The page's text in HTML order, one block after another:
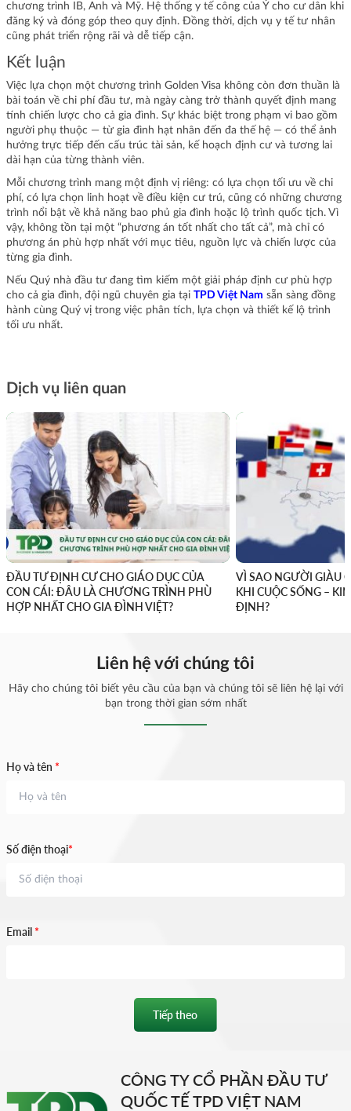
chương trình IB, Anh và Mỹ. Hệ thống y tế công của Ý cho cư dân khi
đăng ký và đóng góp theo quy định. Đồng thời, dịch vụ y tế tư nhân
cũng phát triển rộng rãi và dễ tiếp cận.
Kết luận
Việc lựa chọn một chương trình Golden Visa không còn đơn thuần là
bài toán về chi phí đầu tư, mà ngày càng trở thành quyết định mang
tính chiến lược cho cả gia đình. Sự khác biệt trong phạm vi bao gồm
người phụ thuộc — từ gia đình hạt nhân đến đa thế hệ — có thể ảnh
hưởng trực tiếp đến cấu trúc tài sản, kế hoạch định cư và tương lai
dài hạn của từng thành viên.
Mỗi chương trình mang một định vị riêng: có lựa chọn tối ưu về chi
phí, có lựa chọn linh hoạt về điều kiện cư trú, cũng có những chương
trình nổi bật về khả năng bao phủ gia đình hoặc lộ trình quốc tịch. Vì
vậy, không tồn tại một “phương án tốt nhất cho tất cả”, mà chỉ có
phương án phù hợp nhất với mục tiêu, nguồn lực và chiến lược của
từng gia đình.
Nếu Quý nhà đầu tư đang tìm kiếm một giải pháp định cư phù hợp
cho cả gia đình, đội ngũ chuyên gia tại TPD Việt Nam sẵn sàng đồng
hành cùng Quý vị trong việc phân tích, lựa chọn và thiết kế lộ trình
tối ưu nhất.
Dịch vụ liên quan
ĐẦU TƯ ĐỊNH CƯ CHO GIÁO DỤC CỦA
CON CÁI: ĐÂU LÀ CHƯƠNG TRÌNH PHÙ
HỢP NHẤT CHO GIA ĐÌNH VIỆT?
VÌ SAO NGƯỜI GIÀU
KHI CUỘC SỐNG –
ĐỊNH?
Liên hệ với chúng tôi
Hãy cho chúng tôi biết yêu cầu của bạn và chúng tôi sẽ liên hệ lại với
bạn trong thời gian sớm nhất
Họ và tên *
Số điện thoại*
Email *
Tiếp theo
CÔNG TY CỔ PHẦN ĐẦU TƯ
QUỐC TẾ TPD VIỆT NAM